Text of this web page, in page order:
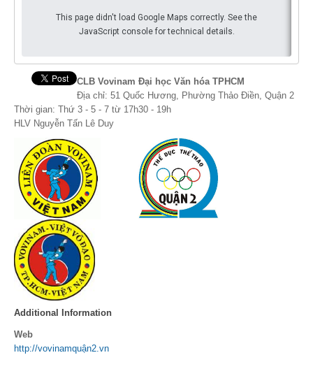
Discover
Contribute
How I can contribute?
Support
This page didn't load Google Maps correctly. See the
JavaScript console for technical details.
CLB Vovinam Đại học Văn hóa TPHCM
Địa chỉ: 51 Quốc Hương, Phường Thảo Điền, Quận 2
Thời gian: Thứ 3 - 5 - 7 từ 17h30 - 19h
HLV Nguyễn Tấn Lê Duy
Additional Information
Web
http://vovinamquận2.vn